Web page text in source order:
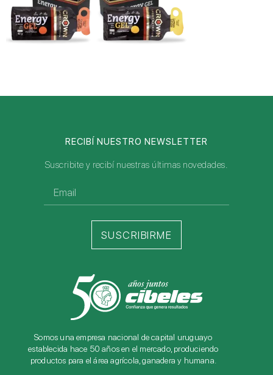
Somos una empresa nacional de capital uruguayo
establecida hace 50 años en el mercado, produciendo
productos para el área agrícola, ganadera y humana.
RECIBÍ NUESTRO NEWSLETTER
Suscribite y recibí nuestras últimas novedades.
SUSCRIBIRME